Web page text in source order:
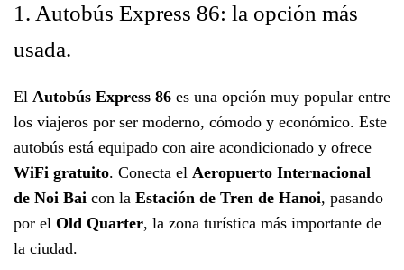
1. Autobús Express 86: la opción más
usada.
El Autobús Express 86 es una opción muy popular entre
los viajeros por ser moderno, cómodo y económico. Este
autobús está equipado con aire acondicionado y ofrece
WiFi gratuito. Conecta el Aeropuerto Internacional
de Noi Bai con la Estación de Tren de Hanoi, pasando
por el Old Quarter, la zona turística más importante de
la ciudad.